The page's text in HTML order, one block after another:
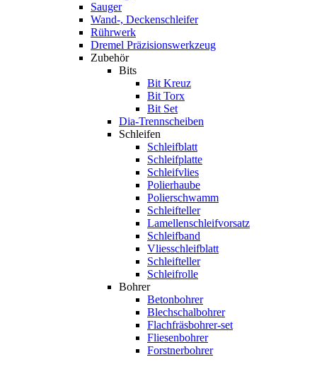
Sauger
Wand-, Deckenschleifer
Rührwerk
Dremel Präzisionswerkzeug
Zubehör
Bits
Bit Kreuz
Bit Torx
Bit Set
Dia-Trennscheiben
Schleifen
Schleifblatt
Schleifplatte
Schleifvlies
Polierhaube
Polierschwamm
Schleifteller
Lamellenschleifvorsatz
Schleifband
Vliesschleifblatt
Schleifteller
Schleifrolle
Bohrer
Betonbohrer
Blechschalbohrer
Flachfräsbohrer-set
Fliesenbohrer
Forstnerbohrer